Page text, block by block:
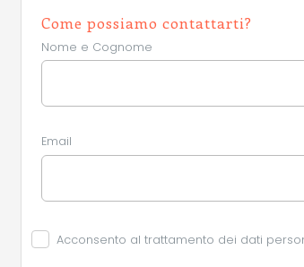
Come possiamo contattarti?
Nome e Cognome
Email
Acconsento al trattamento dei dati